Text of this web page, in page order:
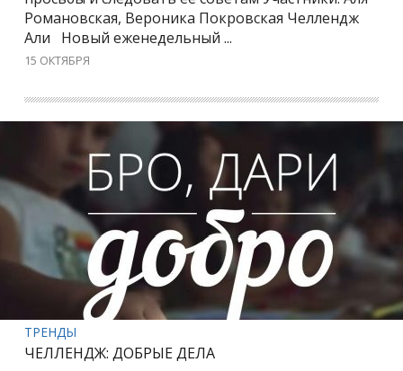
Романовская, Вероника Покровская Челлендж
Али Новый еженедельный ...
15 ОКТЯБРЯ
ТРЕНДЫ
ЧЕЛЛЕНДЖ: ДОБРЫЕ ДЕЛА